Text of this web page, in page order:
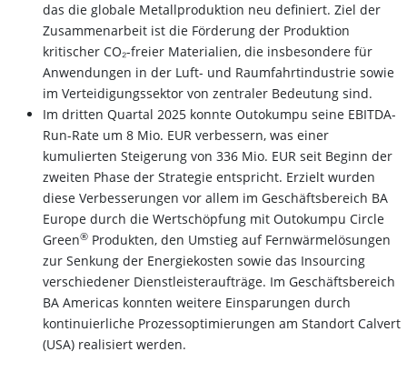
das die globale Metallproduktion neu definiert. Ziel der
Zusammenarbeit ist die Förderung der Produktion
kritischer CO₂-freier Materialien, die insbesondere für
Anwendungen in der Luft- und Raumfahrtindustrie sowie
im Verteidigungssektor von zentraler Bedeutung sind.
Im dritten Quartal 2025 konnte Outokumpu seine EBITDA-
Run-Rate um 8 Mio. EUR verbessern, was einer
kumulierten Steigerung von 336 Mio. EUR seit Beginn der
zweiten Phase der Strategie entspricht. Erzielt wurden
diese Verbesserungen vor allem im Geschäftsbereich BA
Europe durch die Wertschöpfung mit Outokumpu Circle
Green® Produkten, den Umstieg auf Fernwärmelösungen
zur Senkung der Energiekosten sowie das Insourcing
verschiedener Dienstleisteraufträge. Im Geschäftsbereich
BA Americas konnten weitere Einsparungen durch
kontinuierliche Prozessoptimierungen am Standort Calvert
(USA) realisiert werden.